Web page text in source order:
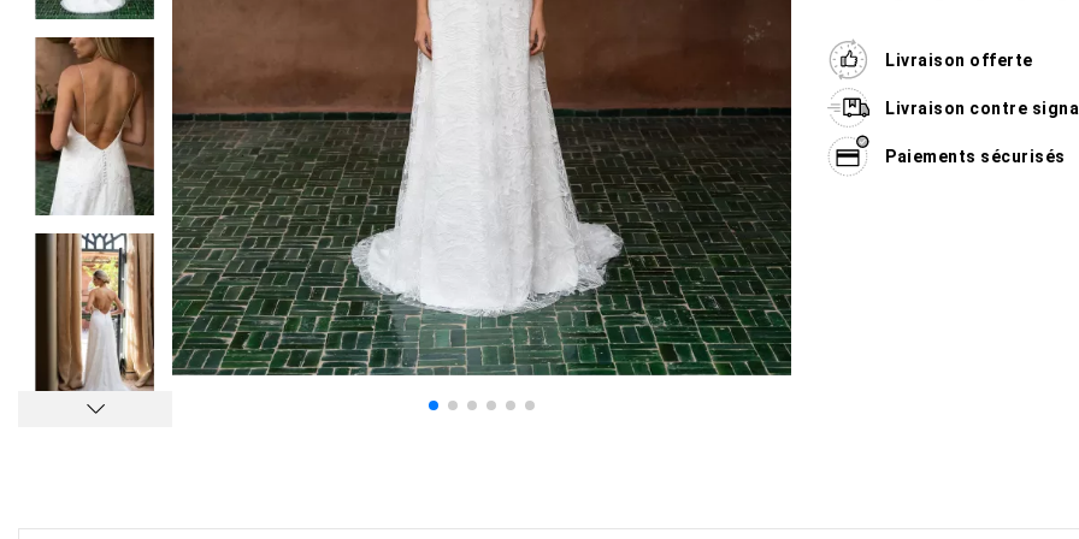
Livraison offerte
Livraison contre
Paiements sécurisés